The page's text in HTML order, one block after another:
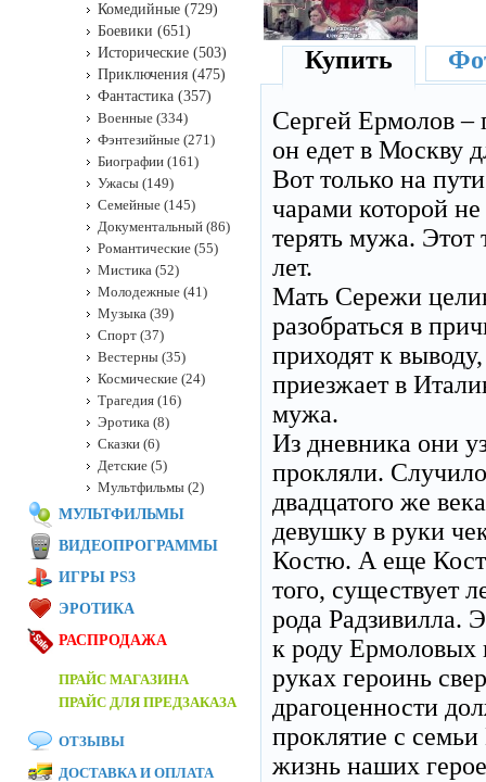
Купить
Сергей Ермолов –
он едет в Москву
Вот только на
чарами которой
терять мужа. Этот
лет.
Мать Сережи
разобраться в
приходят к
приезжает в
мужа.
Из дневника они
прокляли.
двадцатого же
девушку в руки
Костю. А еще
того, существует
рода Радзивилла.
к роду
руках героинь
драгоценности
проклятие с
жизнь наших
Комедийные (729)
Боевики (651)
Исторические (503)
Приключения (475)
Фантастика (357)
Военные (334)
Фэнтезийные (271)
Биографии (161)
Ужасы (149)
Семейные (145)
Документальный (86)
Романтические (55)
Мистика (52)
Молодежные (41)
Музыка (39)
Спорт (37)
Вестерны (35)
Космические (24)
Трагедия (16)
Эротика (8)
Сказки (6)
Детские (5)
Мультфильмы (2)
МУЛЬТФИЛЬМЫ
ВИДЕОПРОГРАММЫ
ИГРЫ PS3
ЭРОТИКА
РАСПРОДАЖА
ПРАЙС МАГАЗИНА
ПРАЙС ДЛЯ ПРЕДЗАКАЗА
ОТЗЫВЫ
ДОСТАВКА И ОПЛАТА